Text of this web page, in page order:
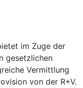
im Zuge der
gesetzlichen
Vermittlung
von der R+V.